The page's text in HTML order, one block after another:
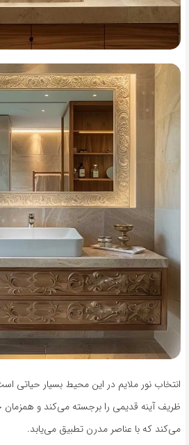
انتخاب نور ملایم در این محیط بسیار حیاتی
ظریف آینه قدیمی را برجسته می‌کند و
می‌کند که با عناصر مدرن تطبیق می‌یابد.